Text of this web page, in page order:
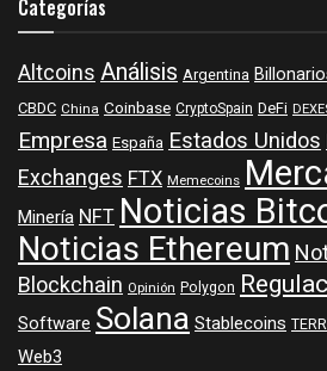
Categorías
Altcoins Análisis Argentina
CBDC China Coinbase CryptoSpain DeFi
Empresa España Estados Unidos
Exchanges FTX Memecoins
MineríaNFTNoticias
Noticias Ethereum
Blockchain Opinión Polygon
Software SolanaStablecoins
Web3